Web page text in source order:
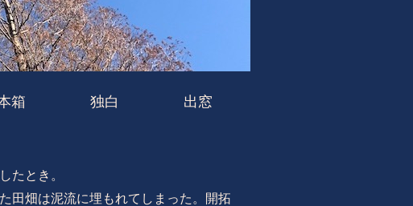
箱 独白 出窓
たとき。
田畑は泥流に埋もれてしまった。開拓